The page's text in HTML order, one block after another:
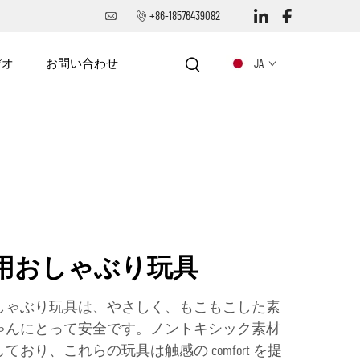
+86-18576439082
オ お問い合わせ JA
おしゃぶり玩具
ぶり玩具は、やさしく、もこもこした素
にとって安全です。ノントキシック素材
おり、これらの玩具は触感の comfort を提